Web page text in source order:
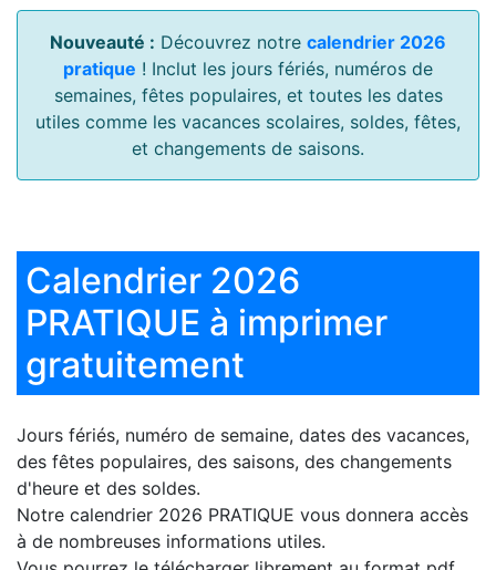
Nouveauté : Découvrez notre calendrier 2026
pratique ! Inclut les jours fériés, numéros de
semaines, fêtes populaires, et toutes les dates
utiles comme les vacances scolaires, soldes, fêtes,
et changements de saisons.
Calendrier 2026
PRATIQUE à imprimer
gratuitement
Jours fériés, numéro de semaine, dates des vacances,
des fêtes populaires, des saisons, des changements
d'heure et des soldes.
Notre calendrier 2026 PRATIQUE vous donnera accès
à de nombreuses informations utiles.